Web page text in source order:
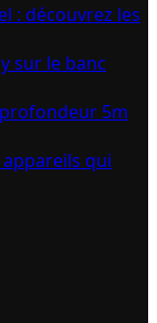
: découvrez les
sur le banc
5m
qui